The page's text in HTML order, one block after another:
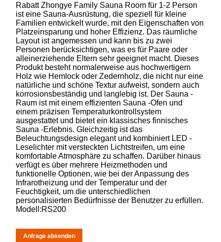
Rabatt Zhongye Family Sauna Room für 1-2 Person
ist eine Sauna-Ausrüstung, die speziell für kleine
Familien entwickelt wurde, mit den Eigenschaften von
Platzeinsparung und hoher Effizienz. Das räumliche
Layout ist angemessen und kann bis zu zwei
Personen berücksichtigen, was es für Paare oder
alleinerziehende Eltern sehr geeignet macht. Dieses
Produkt besteht normalerweise aus hochwertigem
Holz wie Hemlock oder Zedernholz, die nicht nur eine
natürliche und schöne Textur aufweist, sondern auch
korrosionsbeständig und langlebig ist. Der Sauna -
Raum ist mit einem effizienten Sauna -Ofen und
einem präzisen Temperaturkontrollsystem
ausgestattet und bietet ein klassisches finnisches
Sauna -Erlebnis. Gleichzeitig ist das
Beleuchtungsdesign elegant und kombiniert LED -
Leselichter mit versteckten Lichtstreifen, um eine
komfortable Atmosphäre zu schaffen. Darüber hinaus
verfügt es über mehrere Heizmethoden und
funktionelle Optionen, wie bei der Anpassung des
Infrarotheizung und der Temperatur und der
Feuchtigkeit, um die unterschiedlichen
personalisierten Bedürfnisse der Benutzer zu erfüllen.
Modell:RS200
Anfrage absenden